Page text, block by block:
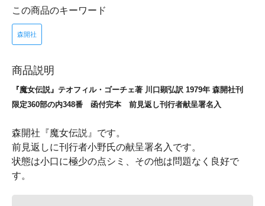
この商品のキーワード
森開社
商品説明
『魔女伝説』テオフィル・ゴーチェ著 川口顕弘訳 1979年 森開社刊
限定360部の内348番 函付完本 前見返し刊行者献呈署名入
森開社『魔女伝説』です。
前見返しに刊行者小野氏の献呈署名入です。
状態は小口に極少の点シミ、その他は問題なく良好で
す。